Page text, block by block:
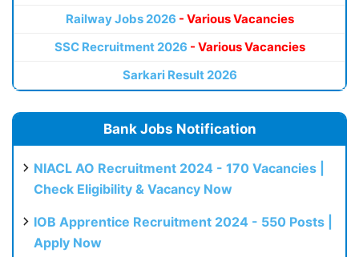
Railway Jobs 2026 - Various Vacancies
SSC Recruitment 2026 - Various Vacancies
Sarkari Result 2026
Bank Jobs Notification
NIACL AO Recruitment 2024 - 170 Vacancies |
Check Eligibility & Vacancy Now
IOB Apprentice Recruitment 2024 - 550 Posts |
Apply Now